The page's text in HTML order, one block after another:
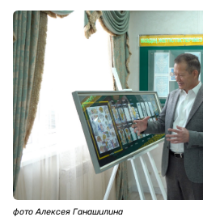
фото Алексея Ганашилина